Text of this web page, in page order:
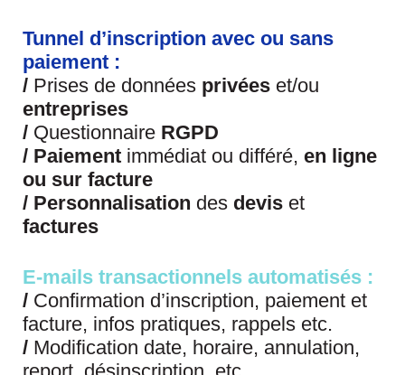
Tunnel d’inscription avec ou sans
paiement :
/ Prises de données privées et/ou
entreprises
/ Questionnaire RGPD
/ Paiement immédiat ou différé, en ligne
ou sur facture
/ Personnalisation des devis et
factures
E-mails transactionnels automatisés :
/ Confirmation d’inscription, paiement et
facture, infos pratiques, rappels etc.
/ Modification date, horaire, annulation,
report, désinscription, etc.